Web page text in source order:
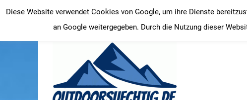
Inhalt
springen
Diese Website verwendet Cookies von Google, um ihre Dienste
an Google weitergegeben. Durch die Nutzung dieser